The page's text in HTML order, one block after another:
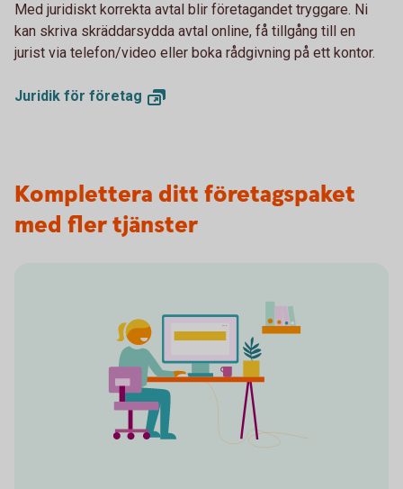
Med juridiskt korrekta avtal blir företagandet tryggare. Ni
kan skriva skräddarsydda avtal online, få tillgång till en
jurist via telefon/video eller boka rådgivning på ett kontor.
Juridik för företag
Komplettera ditt företagspaket
med fler tjänster